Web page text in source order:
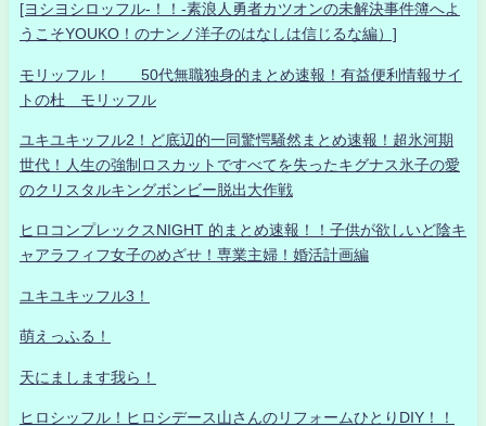
[ヨシヨシロッフル-！！-素浪人勇者カツオンの未解決事件簿へよ
うこそYOUKO！のナンノ洋子のはなしは信じるな編）]
モリッフル！ 50代無職独身的まとめ速報！有益便利情報サイ
トの杜 モリッフル
ユキユキッフル2！ど底辺的一同驚愕騒然まとめ速報！超氷河期
世代！人生の強制ロスカットですべてを失ったキグナス氷子の愛
のクリスタルキングボンビー脱出大作戦
ヒロコンプレックスNIGHT 的まとめ速報！！子供が欲しいど陰キ
ャアラフィフ女子のめざせ！専業主婦！婚活計画編
ユキユキッフル3！
萌えっふる！
天にまします我ら！
ヒロシッフル！ヒロシデース山さんのリフォームひとりDIY！！